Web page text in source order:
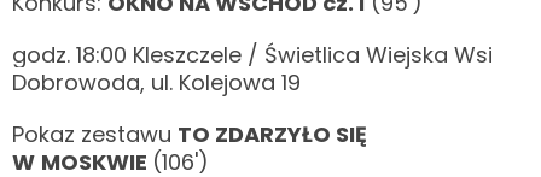
godz. 18:00 Kleszczele / Świetlica Wiejska Wsi
Dobrowoda, ul. Kolejowa 19
Pokaz zestawu TO ZDARZYŁO SIĘ
W MOSKWIE (106')